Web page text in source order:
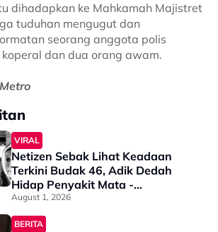
dihadapkan ke Mahkamah Majistret
tuduhan mengugut dan
seorang anggota polis
dan dua orang awam.
VIRAL
Netizen Sebak Lihat Keadaan
Terkini Budak 46, Adik Dedah
Hidap Penyakit Mata -
“Penglihatan Dia Memang Slowly
Makin Tak Nampak…”
August 1, 2026
BERITA